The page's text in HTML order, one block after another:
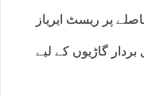
کے فاصلے پر ریسٹ ایریاز
گاڑیوں کے لیے